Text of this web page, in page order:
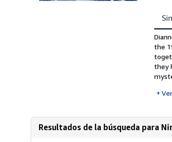
the
they
Resultados de la búsqueda para